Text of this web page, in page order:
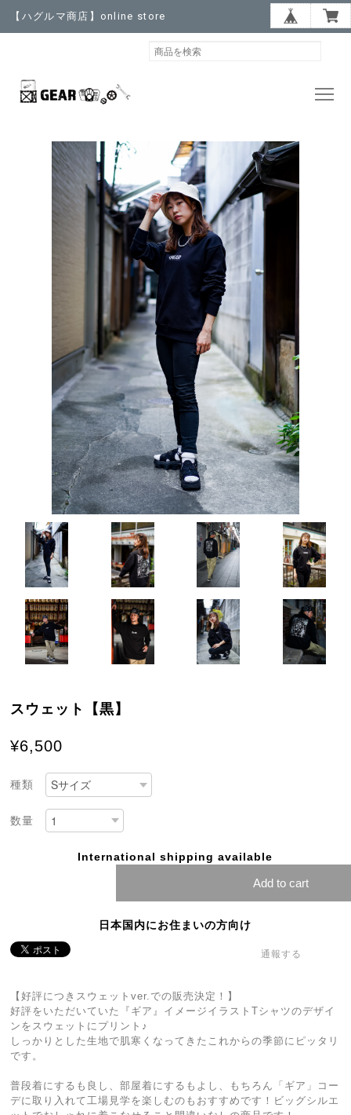
【ハグルマ商店】online store
スウェット【黒】
¥6,500
種類
数量
International shipping available
Add to cart
日本国内にお住まいの方向け
通報する
【好評につきスウェットver.での販売決定！】
好評をいただいていた『ギア』イメージイラストTシャツのデザイ
ンをスウェットにプリント♪
しっかりとした生地で肌寒くなってきたこれからの季節にピッタリ
です。
普段着にするも良し、部屋着にするもよし、もちろん「ギア」コー
デに取り入れて工場見学を楽しむのもおすすめです！ビッグシルエ